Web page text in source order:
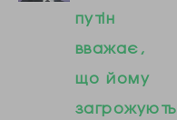
путін
вважає,
що йому
загрожують